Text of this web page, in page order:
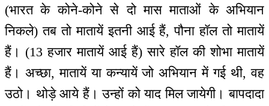
(भारत के कोने-कोने से दो मास माताओं के अभियान
निकले) तब तो मातायें इतनी आई हैं, पौना हॉल तो मातायें
हैं। (13 हजार मातायें आई हैं) सारे हॉल की शोभा मातायें
हैं। अच्छा, मातायें या कन्यायें जो अभियान में गई थी, वह
उठो। थोड़े आये हैं। उन्हों को याद मिल जायेगी। बापदादा